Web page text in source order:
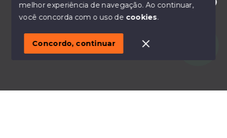
Olá! Estou disponível para te ajudar.
© Copyright 2026 - IMOBILIÁRIA CASA MAIORI -
SITE PARA IMOBILIARIA
melhor experiência de navegação.Ao continuar,
você concorda com o uso de cookies.
Concordo, continuar